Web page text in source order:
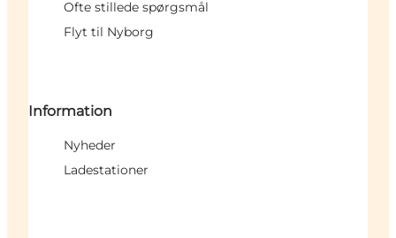
Ofte stillede spørgsmål
Flyt til Nyborg
Information
Nyheder
Ladestationer